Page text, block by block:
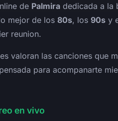
de Palmira dedicada a la
mejor de los 80s, los 90s y
reunion.
valoran las canciones que
para acompanarte
en vivo